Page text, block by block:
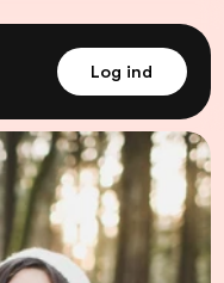
Log ind